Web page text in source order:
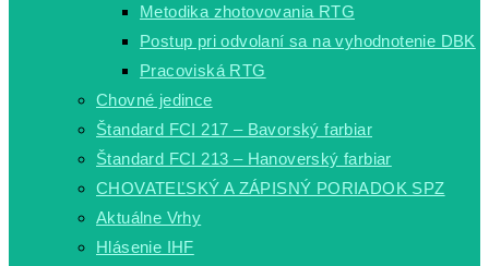
Metodika zhotovovania RTG
Postup pri odvolaní sa na vyhodnotenie DBK
Pracoviská RTG
Chovné jedince
Štandard FCI 217 – Bavorský farbiar
Štandard FCI 213 – Hanoverský farbiar
CHOVATEĽSKÝ A ZÁPISNÝ PORIADOK SPZ
Aktuálne Vrhy
Hlásenie IHF